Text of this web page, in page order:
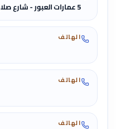
5 عمارات العبور - شارع صلاح سالم الدور 5 شقه 4
الهاتف
الهاتف
الهاتف